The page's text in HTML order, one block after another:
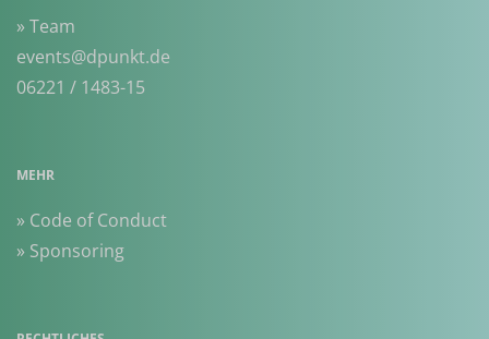
» Team
events@dpunkt.de
06221 / 1483-15
MEHR
» Code of Conduct
» Sponsoring